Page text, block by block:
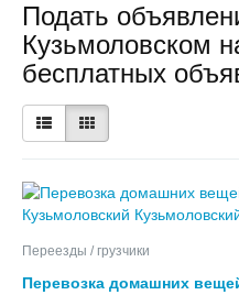
Подать
Кузьмоловском
бесплатных
Переезды / грузчики
Перевозка домашних